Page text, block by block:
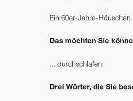
Ein 60er-Jahre-
Das möchten Sie
... durchschlafen.
Drei Wörter, die Sie